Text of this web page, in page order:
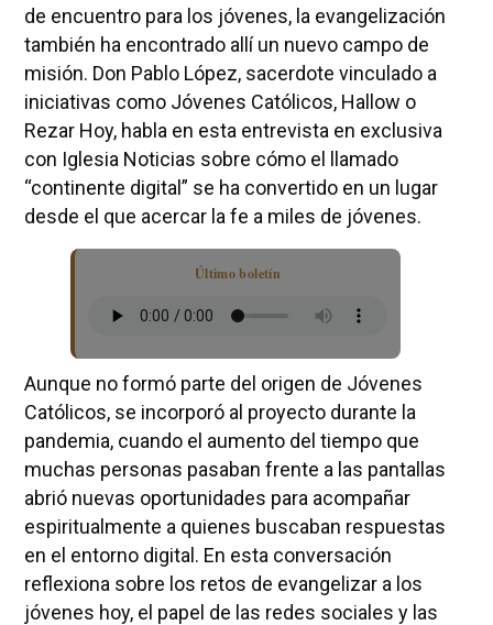
de encuentro para los jóvenes, la evangelización
también ha encontrado allí un nuevo campo de
misión. Don Pablo López, sacerdote vinculado a
iniciativas como Jóvenes Católicos, Hallow o
Rezar Hoy, habla en esta entrevista en exclusiva
con Iglesia Noticias sobre cómo el llamado
“continente digital” se ha convertido en un lugar
desde el que acercar la fe a miles de jóvenes.
Último boletín
Aunque no formó parte del origen de Jóvenes
Católicos, se incorporó al proyecto durante la
pandemia, cuando el aumento del tiempo que
muchas personas pasaban frente a las pantallas
abrió nuevas oportunidades para acompañar
espiritualmente a quienes buscaban respuestas
en el entorno digital. En esta conversación
reflexiona sobre los retos de evangelizar a los
jóvenes hoy, el papel de las redes sociales y las